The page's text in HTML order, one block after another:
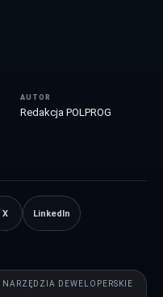
AUTOR
Redakcja POLPROG
X LinkedIn
NARZĘDZIA DEWELOPERSKIE